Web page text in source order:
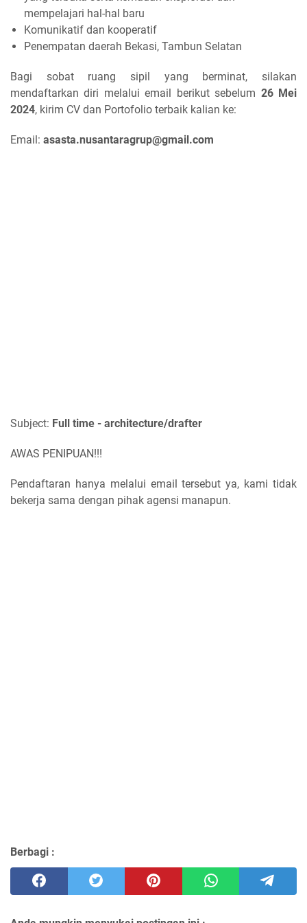
mempelajari hal-hal baru
Komunikatif dan kooperatif
Penempatan daerah Bekasi, Tambun Selatan
Bagi sobat ruang sipil yang berminat, silakan
mendaftarkan diri melalui email berikut sebelum 26 Mei
2024, kirim CV dan Portofolio terbaik kalian ke:
Email: asasta.nusantaragrup@gmail.com
Subject: Full time - architecture/drafter
AWAS PENIPUAN!!!
Pendaftaran hanya melalui email tersebut ya, kami tidak
bekerja sama dengan pihak agensi manapun.
Berbagi :